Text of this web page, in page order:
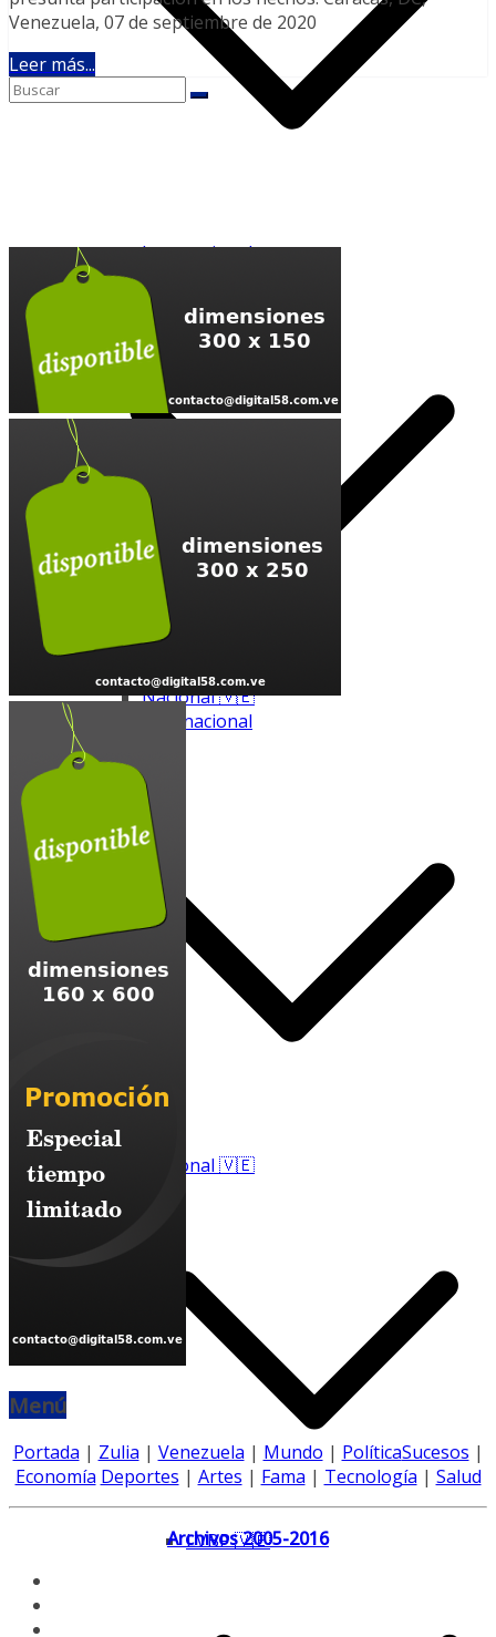
Internacional
Baloncesto
Nacional 🇻🇪
Internacional
Nacional 🇻🇪
LVBP 🇻🇪
Venezuela, 07 de septiembre de 2020
Leer más...
Menú
Portada | Zulia | Venezuela | Mundo | PolíticaSucesos |
Economía Deportes | Artes | Fama | Tecnología | Salud
Archivos 2005-2016